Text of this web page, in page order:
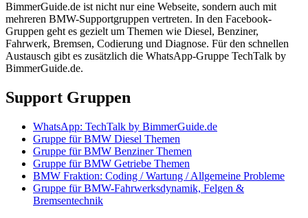
BimmerGuide.de ist nicht nur eine Webseite, sondern auch mit
mehreren BMW-Supportgruppen vertreten. In den Facebook-
Gruppen geht es gezielt um Themen wie Diesel, Benziner,
Fahrwerk, Bremsen, Codierung und Diagnose. Für den schnellen
Austausch gibt es zusätzlich die WhatsApp-Gruppe TechTalk by
BimmerGuide.de.
Support Gruppen
WhatsApp: TechTalk by BimmerGuide.de
Gruppe für BMW Diesel Themen
Gruppe für BMW Benziner Themen
Gruppe für BMW Getriebe Themen
BMW Fraktion: Coding / Wartung / Allgemeine Probleme
Gruppe für BMW-Fahrwerksdynamik, Felgen &
Bremsentechnik